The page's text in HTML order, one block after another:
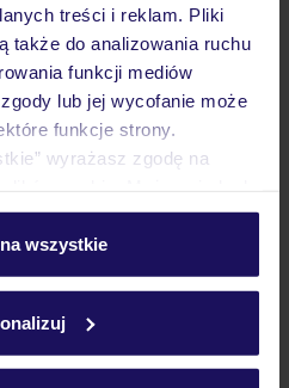
treści i reklam. Pliki
także do analizowania ruchu
funkcji mediów
lub jej wycofanie może
funkcje strony.
wyrażasz zgodę na
wchodząc w zakładkę
plikach cookie znajdziesz
wszystkie